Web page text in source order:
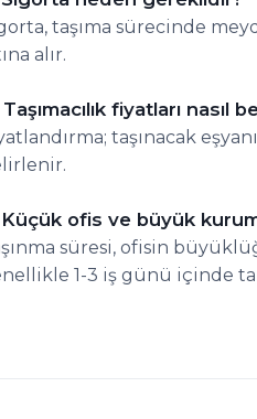
taşıma sürecinde
alır.
fiyatları nasıl
taşınacak
ofis ve büyük
süresi, ofisin
1-3 iş günü içinde